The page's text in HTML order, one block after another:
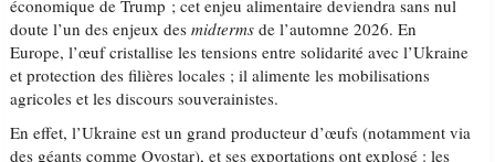
économique de Trump ; cet enjeu alimentaire deviendra sans nul
doute l’un des enjeux desmidterms de l’automne 2026. En
Europe, l’œuf cristallise les tensions entre solidarité avec l’Ukraine
et protection des filières locales ; il alimente les mobilisations
agricoles et les discours souverainistes.
En effet, l’Ukraine est un grand producteur d’œufs (notamment via
des géants comme Ovostar), et ses exportations ont explosé : les